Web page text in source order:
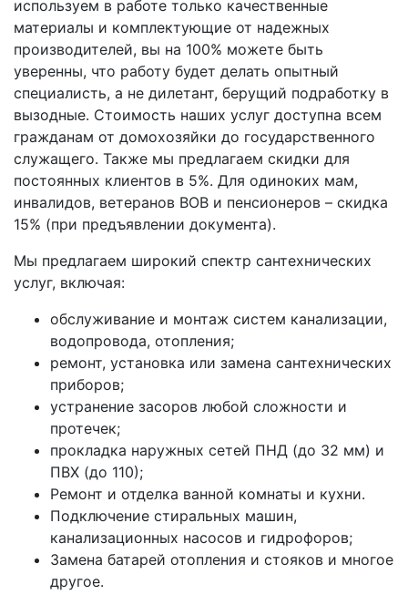
используем в работе только качественные
материалы и комплектующие от надежных
производителей, вы на 100% можете быть
уверенны, что работу будет делать опытный
специалисть, а не дилетант, берущий подработку в
вызодные. Стоимость наших услуг доступна всем
гражданам от домохозяйки до государственного
служащего. Также мы предлагаем скидки для
постоянных клиентов в 5%. Для одиноких мам,
инвалидов, ветеранов ВОВ и пенсионеров – скидка
15% (при предъявлении документа).
Мы предлагаем широкий спектр сантехнических
услуг, включая:
обслуживание и монтаж систем канализации,
водопровода, отопления;
ремонт, установка или замена сантехнических
приборов;
устранение засоров любой сложности и
протечек;
прокладка наружных сетей ПНД (до 32 мм) и
ПВХ (до 110);
Ремонт и отделка ванной комнаты и кухни.
Подключение стиральных машин,
канализационных насосов и гидрофоров;
Замена батарей отопления и стояков и многое
другое.